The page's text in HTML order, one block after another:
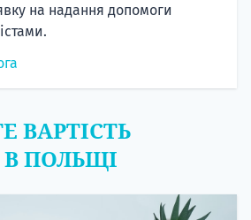
на надання допомоги
ВАРТІСТЬ
ПОЛЬЩІ